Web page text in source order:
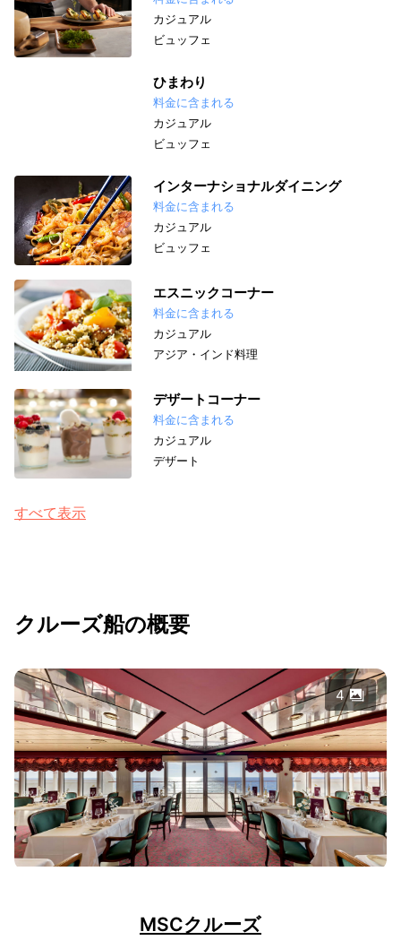
カジュアル
ビュッフェ
ひまわり
料金に含まれる
カジュアル
ビュッフェ
インターナショナルダイニング
料金に含まれる
カジュアル
ビュッフェ
エスニックコーナー
料金に含まれる
カジュアル
アジア・インド料理
デザートコーナー
料金に含まれる
カジュアル
デザート
すべて表示
クルーズ船の概要
4
MSCクルーズ